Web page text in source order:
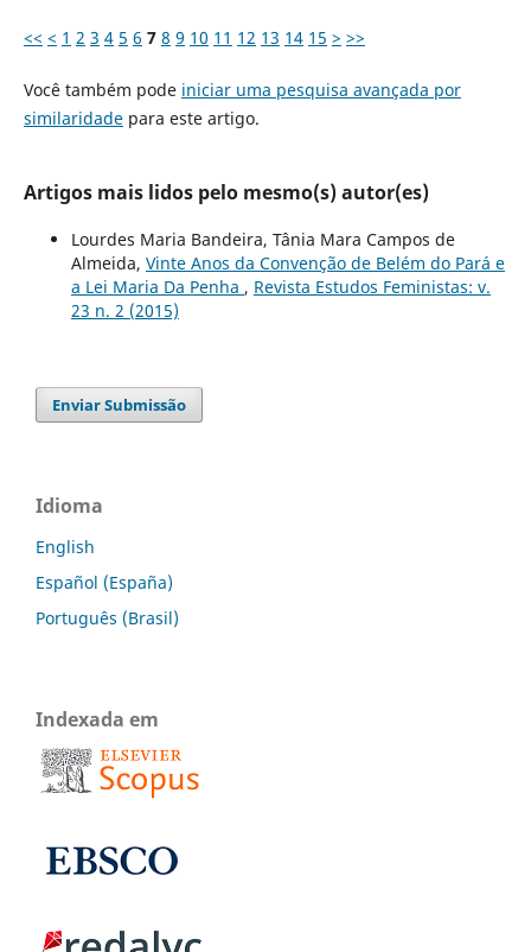
<< < 1 2 3 4 5 6 7 8 9 10 11 12 13 14 15 > >>
Você também pode iniciar uma pesquisa avançada por
similaridadepara este artigo.
Artigos mais lidos pelo mesmo(s) autor(es)
Lourdes Maria Bandeira, Tânia Mara Campos de
Almeida, Vinte Anos da Convenção de Belém do Pará e
a Lei Maria Da Penha , Revista Estudos Feministas: v.
23 n. 2 (2015)
Enviar Submissão
Idioma
English
Español (España)
Português (Brasil)
Indexada em